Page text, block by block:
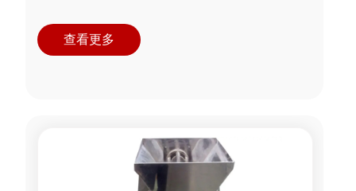
查看更多